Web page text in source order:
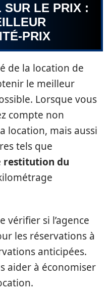
LE PRIX :
PRIX
de la location de
le meilleur
Lorsque vous
compte non
location, mais aussi
tels que
restitution du
vérifier si l’agence
les réservations à
anticipées.
aider à économiser